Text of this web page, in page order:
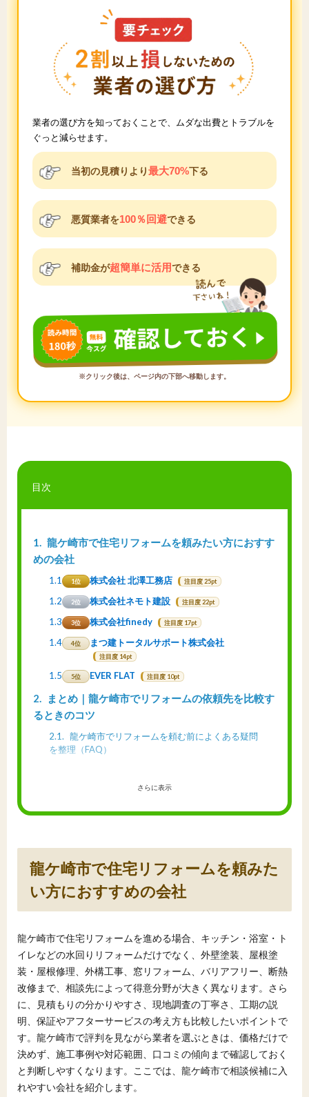
業者の選び方を知っておくことで、ムダな出費とトラブルを
ぐっと減らせます。
当初の見積りより最大70%下る
悪質業者を100％回避できる
補助金が超簡単に活用できる
※クリック後は、ページ内の下部へ移動します。
目次
1
龍ケ崎市で住宅リフォームを頼みたい方におすす
めの会社
1.1 1位 株式会社 北澤工務店 注目度 25pt
1.2 2位 株式会社ネモト建設 注目度 22pt
1.3 3位 株式会社finedy 注目度 17pt
1.4 4位 まつ建トータルサポート株式会社
注目度 14pt
1.5 5位 EVER FLAT 注目度 10pt
2
まとめ｜龍ケ崎市でリフォームの依頼先を比較す
るときのコツ
2.1
龍ケ崎市でリフォームを頼む前によくある疑問
を整理（FAQ）
さらに表示
龍ケ崎市で住宅リフォームを頼みた
い方におすすめの会社
龍ケ崎市で住宅リフォームを進める場合、キッチン・浴室・ト
イレなどの水回りリフォームだけでなく、外壁塗装、屋根塗
装・屋根修理、外構工事、窓リフォーム、バリアフリー、断熱
改修まで、相談先によって得意分野が大きく異なります。さら
に、見積もりの分かりやすさ、現地調査の丁寧さ、工期の説
明、保証やアフターサービスの考え方も比較したいポイントで
す。龍ケ崎市で評判を見ながら業者を選ぶときは、価格だけで
決めず、施工事例や対応範囲、口コミの傾向まで確認しておく
と判断しやすくなります。ここでは、龍ケ崎市で相談候補に入
れやすい会社を紹介します。